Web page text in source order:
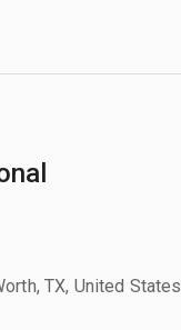
TX, United States